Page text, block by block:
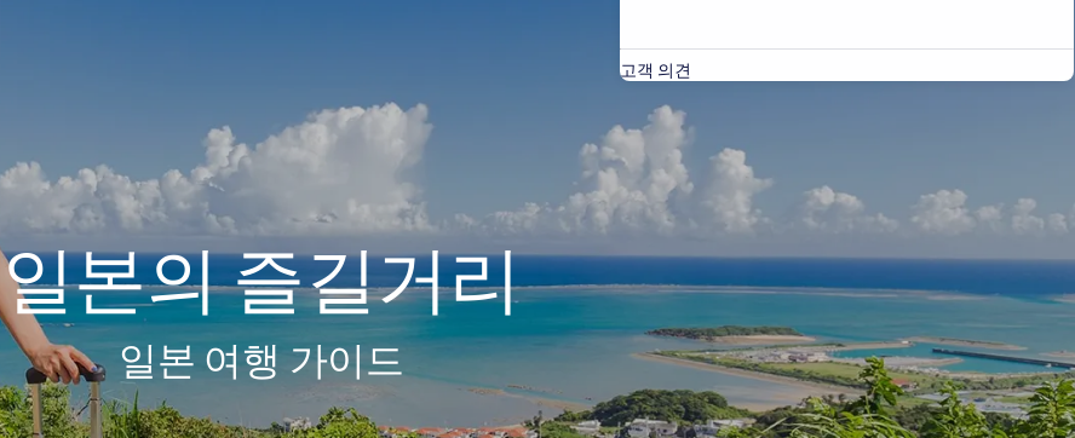
고객 의견
일본의 즐길거리
일본 여행 가이드